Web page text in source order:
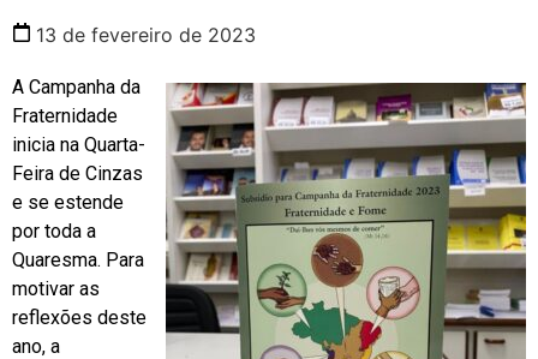
13 de fevereiro de 2023
A Campanha da
Fraternidade
inicia na Quarta-
Feira de Cinzas
e se estende
por toda a
Quaresma. Para
motivar as
reflexões deste
ano, a